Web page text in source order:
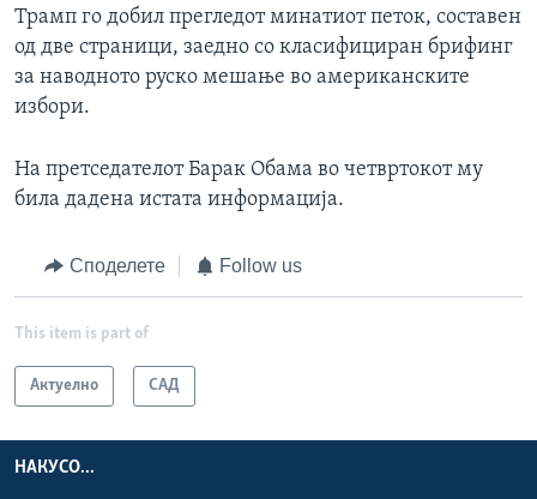
Трамп го добил прегледот минатиот петок, составен
од две страници, заедно со класифициран брифинг
за наводното руско мешање во американските
избори.
На претседателот Барак Обама во четвртокот му
била дадена истата информација.
Споделете Follow us
This item is part of
Актуелно САД
НАКУСО...